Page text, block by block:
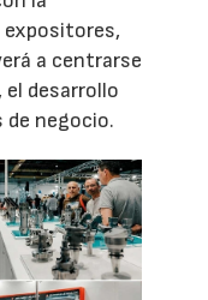
a centrarse
desarrollo
negocio.